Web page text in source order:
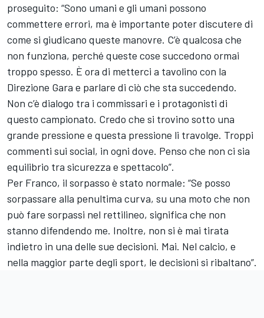
proseguito: “Sono umani e gli umani possono
commettere errori, ma è importante poter discutere di
come si giudicano queste manovre. C’è qualcosa che
non funziona, perché queste cose succedono ormai
troppo spesso. È ora di metterci a tavolino con la
Direzione Gara e parlare di ciò che sta succedendo.
Non c’è dialogo tra i commissari e i protagonisti di
questo campionato. Credo che si trovino sotto una
grande pressione e questa pressione li travolge. Troppi
commenti sui social, in ogni dove. Penso che non ci sia
equilibrio tra sicurezza e spettacolo”.
Per Franco, il sorpasso è stato normale: “Se posso
sorpassare alla penultima curva, su una moto che non
può fare sorpassi nel rettilineo, significa che non
stanno difendendo me. Inoltre, non si è mai tirata
indietro in una delle sue decisioni. Mai. Nel calcio, e
nella maggior parte degli sport, le decisioni si ribaltano”.